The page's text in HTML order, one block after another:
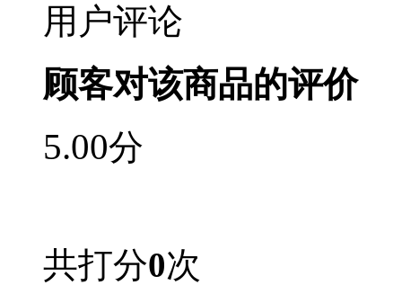
用户评论
顾客对该商品的评价
5.00分
共打分0次